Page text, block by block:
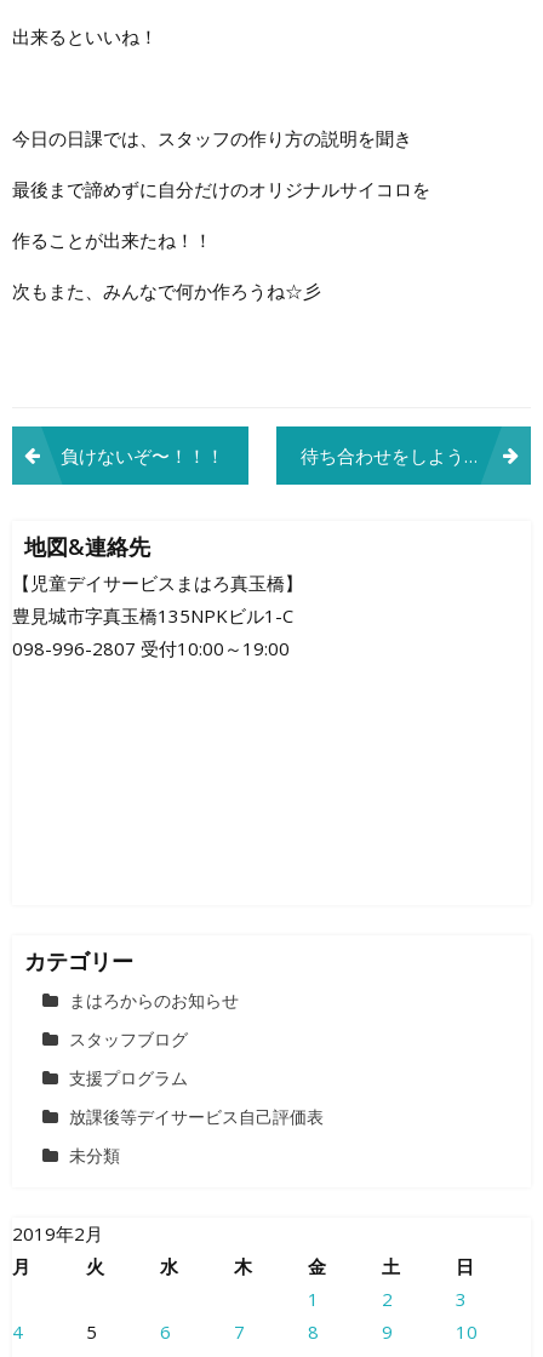
出来るといいね！
今日の日課では、スタッフの作り方の説明を聞き
最後まで諦めずに自分だけのオリジナルサイコロを
作ることが出来たね！！
次もまた、みんなで何か作ろうね☆彡
投
稿
ナ
ビ
ゲ
負けないぞ〜！！！ 待ち合わせをしようヽ(^o^)丿
地図&連絡先
【児童デイサービスまはろ真玉橋】
豊見城市字真玉橋135NPKビル1-C
098-996-2807 受付10:00～19:00
カテゴリー
まはろからのお知らせ
スタッフブログ
支援プログラム
放課後等デイサービス自己評価表
未分類
2019年2月
月
火 水 木 金 土
日
1
2
3
4
5 6 7 8 9
10